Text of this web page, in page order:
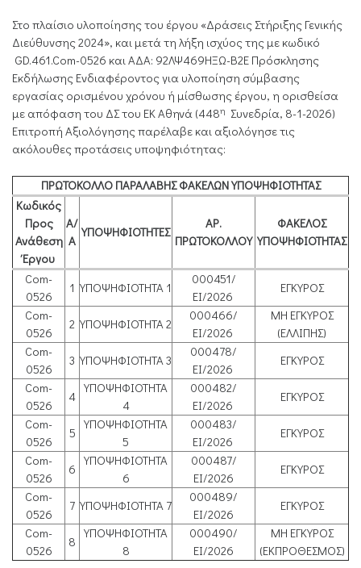
Στο πλαίσιο υλοποίησης του έργου «Δράσεις Στήριξης Γενικής
Διεύθυνσης 2024», και μετά τη λήξη ισχύος της με κωδικό
GD.461.Com-0526 και ΑΔΑ: 92ΛΨ469ΗΞΩ-Β2Ε Πρόσκλησης
Εκδήλωσης Ενδιαφέροντος για υλοποίηση σύμβασης
εργασίας ορισμένου χρόνου ή μίσθωσης έργου, η ορισθείσα
με απόφαση του ΔΣ του ΕΚ Αθηνά (448η Συνεδρία, 8-1-2026)
Επιτροπή Αξιολόγησης παρέλαβε και αξιολόγησε τις
ακόλουθες προτάσεις υποψηφιότητας:
ΠΡΩΤΟΚΟΛΛΟ ΠΑΡΑΛΑΒΗΣ ΦΑΚΕΛΩΝ ΥΠΟΨΗΦΙΟΤΗΤΑΣ
Κωδικός
Προς
Ανάθεση
Έργου
Α/
Α
ΥΠΟΨΗΦΙΟΤΗΤΕΣ
ΑΡ.
ΠΡΩΤΟΚΟΛΛΟΥ
ΦΑΚΕΛΟΣ
ΥΠΟΨΗΦΙΟΤΗΤΑΣ
Com-
0526
1 ΥΠΟΨΗΦΙΟΤΗΤΑ 1
000451/
ΕΙ/2026
ΕΓΚΥΡΟΣ
Com-
0526
2 ΥΠΟΨΗΦΙΟΤΗΤΑ 2
000466/
ΕΙ/2026
ΜΗ ΕΓΚΥΡΟΣ
(ΕΛΛΙΠΗΣ)
Com-
0526
3 ΥΠΟΨΗΦΙΟΤΗΤΑ 3
000478/
ΕΙ/2026
ΕΓΚΥΡΟΣ
Com-
0526
4
ΥΠΟΨΗΦΙΟΤΗΤΑ
4
000482/
ΕΙ/2026
ΕΓΚΥΡΟΣ
Com-
0526
5
ΥΠΟΨΗΦΙΟΤΗΤΑ
5
000483/
ΕΙ/2026
ΕΓΚΥΡΟΣ
Com-
0526
6
ΥΠΟΨΗΦΙΟΤΗΤΑ
6
000487/
ΕΙ/2026
ΕΓΚΥΡΟΣ
Com-
0526
7 ΥΠΟΨΗΦΙΟΤΗΤΑ 7
000489/
ΕΙ/2026
ΕΓΚΥΡΟΣ
Com-
0526
8
ΥΠΟΨΗΦΙΟΤΗΤΑ
8
000490/
ΕΙ/2026
ΜΗ ΕΓΚΥΡΟΣ
(ΕΚΠΡΟΘΕΣΜΟΣ)